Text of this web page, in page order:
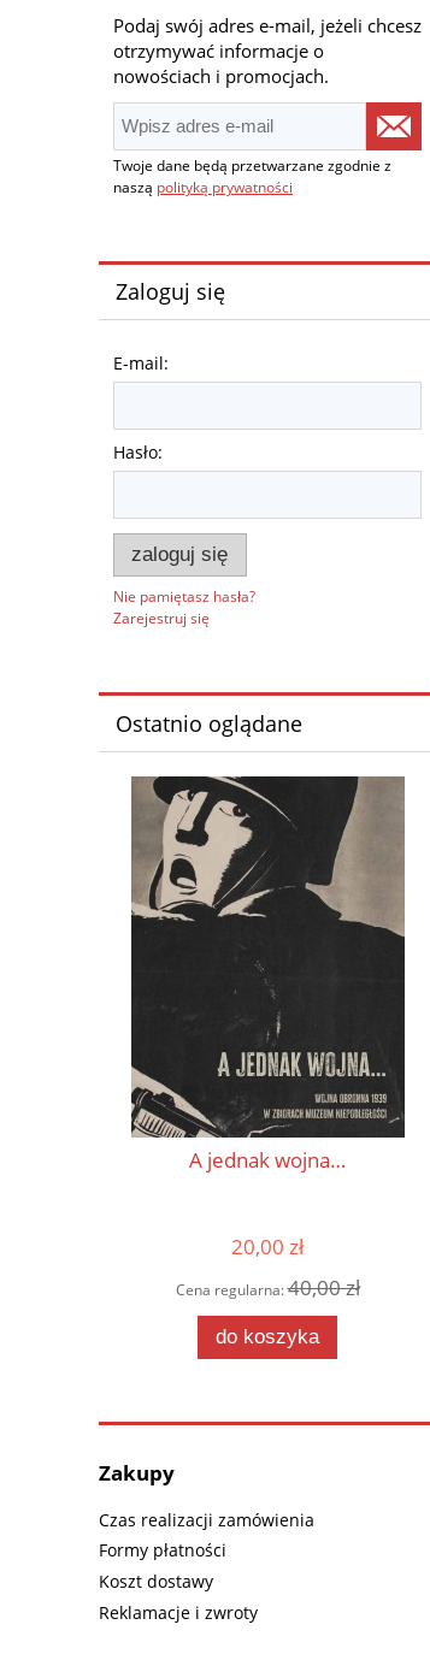
Podaj swój adres e-mail, jeżeli chcesz
otrzymywać informacje o
nowościach i promocjach.
Twoje dane będą przetwarzane zgodnie z
naszą polityką prywatności
Zaloguj się
E-mail:
Hasło:
zaloguj się
Nie pamiętasz hasła?
Zarejestruj się
Ostatnio oglądane
A jednak wojna…
20,00 zł
Cena regularna:40,00 zł
do koszyka
Zakupy
Czas realizacji zamówienia
Formy płatności
Koszt dostawy
Reklamacje i zwroty